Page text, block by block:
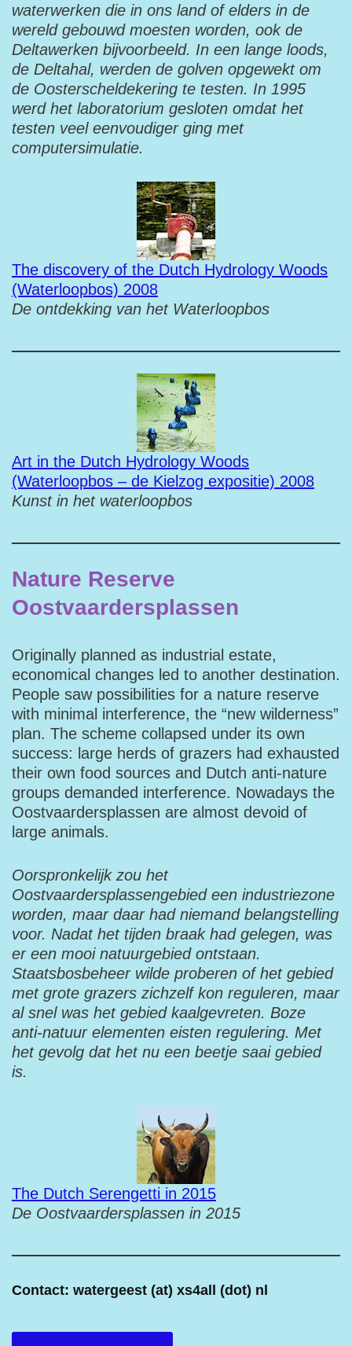
waterwerken die in ons land of elders in de
wereld gebouwd moesten worden, ook de
Deltawerken bijvoorbeeld. In een lange loods,
de Deltahal, werden de golven opgewekt om
de Oosterscheldekering te testen. In 1995
werd het laboratorium gesloten omdat het
testen veel eenvoudiger ging met
computersimulatie.
The discovery of the Dutch Hydrology Woods
(Waterloopbos) 2008
De ontdekking van het Waterloopbos
Art in the Dutch Hydrology Woods
(Waterloopbos – de Kielzog expositie) 2008
Kunst in het waterloopbos
Nature Reserve
Oostvaardersplassen
Originally planned as industrial estate,
economical changes led to another destination.
People saw possibilities for a nature reserve
with minimal interference, the “new wilderness”
plan. The scheme collapsed under its own
success: large herds of grazers had exhausted
their own food sources and Dutch anti-nature
groups demanded interference. Nowadays the
Oostvaardersplassen are almost devoid of
large animals.
Oorspronkelijk zou het
Oostvaardersplassengebied een industriezone
worden, maar daar had niemand belangstelling
voor. Nadat het tijden braak had gelegen, was
er een mooi natuurgebied ontstaan.
Staatsbosbeheer wilde proberen of het gebied
met grote grazers zichzelf kon reguleren, maar
al snel was het gebied kaalgevreten. Boze
anti-natuur elementen eisten regulering. Met
het gevolg dat het nu een beetje saai gebied
is.
The Dutch Serengetti in 2015
De Oostvaardersplassen in 2015
Contact: watergeest (at) xs4all (dot) nl